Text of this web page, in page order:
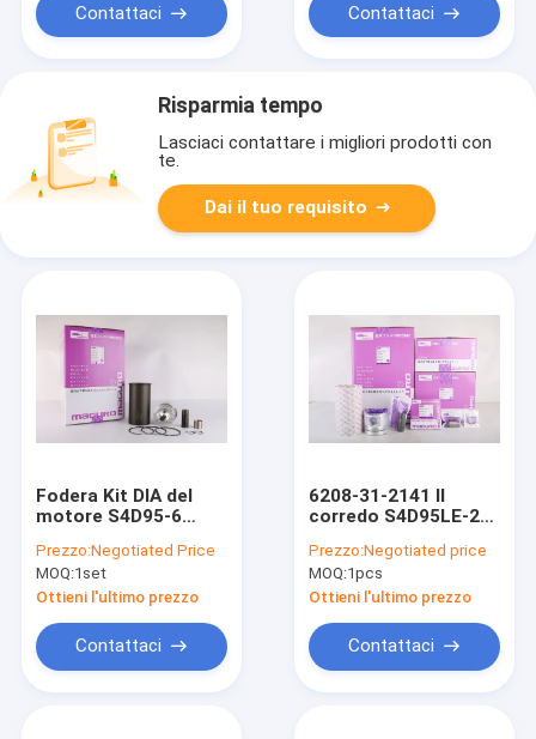
Contattaci Contattaci
Risparmia tempo
Lasciaci contattare i migliori prodotti con
te.
Dai il tuo requisito
Fodera Kit DIA del
motore S4D95-6
6209-31-2400 6207-
31-3530
Prezzo:Negotiated Price
MOQ:1set
Ottieni l'ultimo prezzo
Contattaci
6208-31-2141 Il
corredo S4D95LE-2
della fodera del
cilindro misura il
motore di KOMATSU
Prezzo:Negotiated price
MOQ:1pcs
Ottieni l'ultimo prezzo
Contattaci